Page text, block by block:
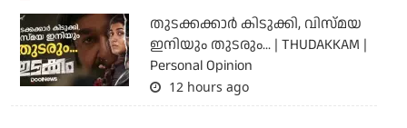
തുടക്കക്കാര്‍ കിടുക്കി, വിസ്മയ
ഇനിയും തുടരും... | THUDAKKAM |
Personal Opinion
12 hours ago